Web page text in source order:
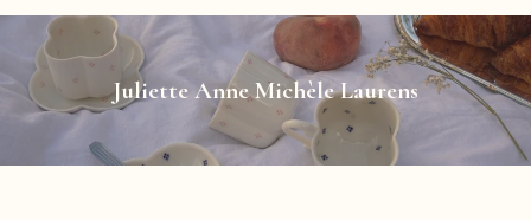
Juliette Anne Michèle Laurens